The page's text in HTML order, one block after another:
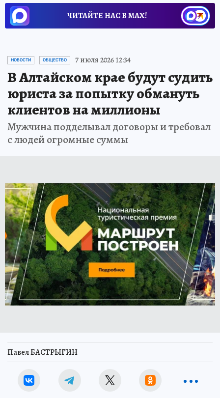
ЧИТАЙТЕ НАС В МАХ!
НОВОСТИ ОБЩЕСТВО 7 июля 2026 12:34
В Алтайском крае будут судить
юриста за попытку обмануть
клиентов на миллионы
Мужчина подделывал договоры и требовал
с людей огромные суммы
Павел БАСТРЫГИН